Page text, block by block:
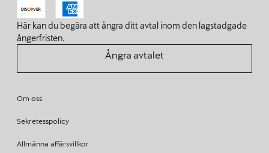
Här kan du begära att ångra ditt avtal inom den lagstadgade
ångerfristen.
Ångra avtalet
Om oss
Sekretesspolicy
Allmänna affärsvillkor